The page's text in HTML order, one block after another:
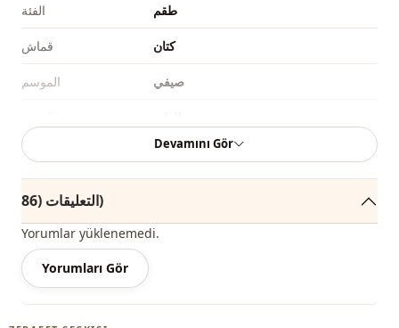
الفئة طقم
قماش كتان
الموسم صيفي
كاحل كاحل متناسق
القالب قالب عريض
Devamını Gör
التعليقات (86)
Yorumlar yüklenemedi.
Yorumları Gör